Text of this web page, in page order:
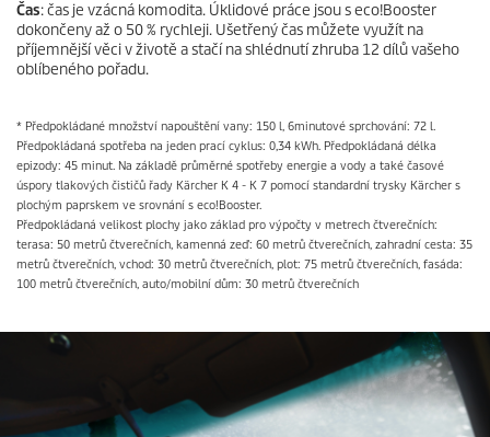
Čas: čas je vzácná komodita. Úklidové práce jsou seco!Booster
dokončeny až o 50 % rychleji. Ušetřený čas můžete využít na
příjemnější věci v životě a stačí na shlédnutí zhruba 12 dílů vašeho
oblíbeného pořadu.
* Předpokládané množství napouštění vany: 150 l, 6minutové sprchování: 72 l.
Předpokládaná spotřeba na jeden prací cyklus: 0,34 kWh. Předpokládaná délka
epizody: 45 minut. Na základě průměrné spotřeby energie a vody a také časové
úspory tlakových čističů řady Kärcher K 4 - K 7 pomocí standardní trysky Kärcher s
plochým paprskem ve srovnání s eco!Booster.
Předpokládaná velikost plochy jako základ pro výpočty v metrech čtverečních:
terasa: 50 metrů čtverečních, kamenná zeď: 60 metrů čtverečních, zahradní cesta: 35
metrů čtverečních, vchod: 30 metrů čtverečních, plot: 75 metrů čtverečních, fasáda:
100 metrů čtverečních, auto/mobilní dům: 30 metrů čtverečních